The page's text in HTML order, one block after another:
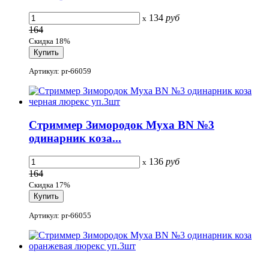
x 134 руб
164
Скидка 18%
Артикул: pr-66059
Стриммер Зимородок Муха BN №3
одинарник коза...
x 136 руб
164
Скидка 17%
Артикул: pr-66055